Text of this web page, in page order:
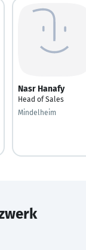
Nasr Hanafy
Head of Sales
Mindelheim